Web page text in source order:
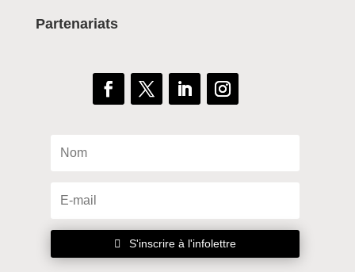
Partenariats
S'inscrire à l'infolettre